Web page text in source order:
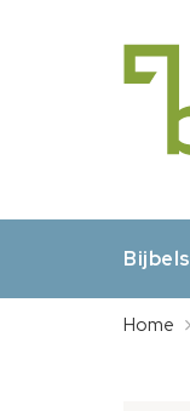
Bijbels
Home